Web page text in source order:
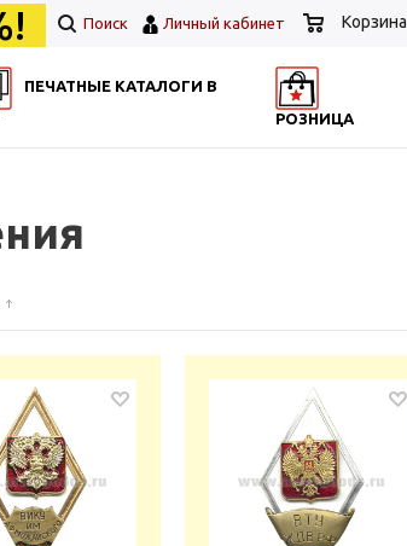
Поиск Личный кабинет Корзина
ПЕЧАТНЫЕ КАТАЛОГИ В
РОЗНИЦА